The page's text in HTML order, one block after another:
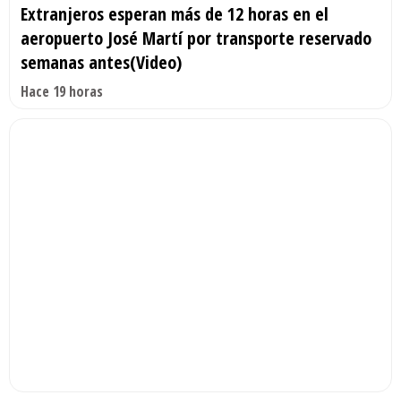
Extranjeros esperan más de 12 horas en el
aeropuerto José Martí por transporte reservado
semanas antes(Video)
Hace 19 horas